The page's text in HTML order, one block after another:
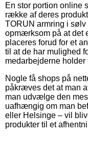
En stor portion online
række af deres
TORUN armring i
opmærksom på at det
placeres forud for et
til at de har mulighed
medarbejderne holder
Nogle få shops på
påkræves det at man
man udvælge den
uafhængig om man
eller Helsinge – vil
produkter til et